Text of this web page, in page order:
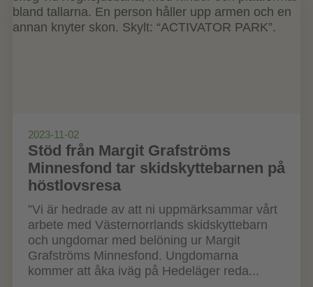
2023-11-02
Stöd från Margit Grafströms
Minnesfond tar skidskyttebarnen på
höstlovsresa
”Vi är hedrade av att ni uppmärksammar vårt
arbete med Västernorrlands skidskyttebarn
och ungdomar med belöning ur Margit
Grafströms Minnesfond. Ungdomarna
kommer att åka iväg på Hedeläger reda...